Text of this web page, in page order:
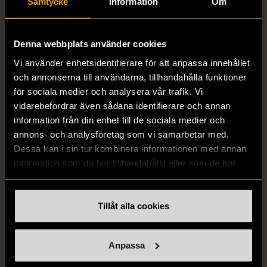
Denna webbplats använder cookies
Vi använder enhetsidentifierare för att anpassa innehållet
och annonserna till användarna, tillhandahålla funktioner
för sociala medier och analysera vår trafik. Vi
vidarebefordrar även sådana identifierare och annan
information från din enhet till de sociala medier och
annons- och analysföretag som vi samarbetar med.
Dessa kan i sin tur kombinera informationen med annan
information som du har tillhandahållit eller som de har
Tillåt alla cookies
Anpassa
1/5
Dagmar lätt fodrad jacka
med dragkedja
M (38-40) Gott skick
50% 299 kr599 kr
1/5
rutig kappa
M (38-40)
Mycket gott skick
50% 149 kr299 kr
1/5